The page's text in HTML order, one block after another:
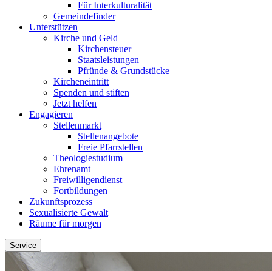
Für Interkulturalität
Gemeindefinder
Unterstützen
Kirche und Geld
Kirchensteuer
Staatsleistungen
Pfründe & Grundstücke
Kircheneintritt
Spenden und stiften
Jetzt helfen
Engagieren
Stellenmarkt
Stellenangebote
Freie Pfarrstellen
Theologiestudium
Ehrenamt
Freiwilligendienst
Fortbildungen
Zukunftsprozess
Sexualisierte Gewalt
Räume für morgen
Service